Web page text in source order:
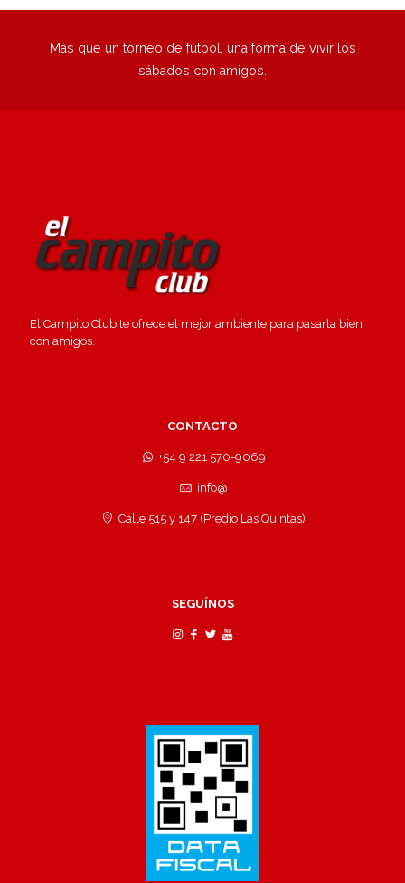
Más que un torneo de fútbol, una forma de vivir los
sábados con amigos.
El Campito Club te ofrece el mejor ambiente para pasarla bien
con amigos.
CONTACTO
+54 9 221 570-9069
info@
Calle 515 y 147 (Predio Las Quintas)
SEGUÍNOS